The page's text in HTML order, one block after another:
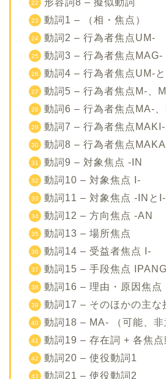
動詞1 – （相・焦点）
動詞2 – 行為者焦点UM-
動詞3 – 行為者焦点MAG-
動詞4 – 行為者焦点UM-
動詞5 – 行為者焦点M-、
動詞6 – 行為者焦点MA-
動詞7 – 行為者焦点
動詞8 – 行為者焦点
動詞9 – 対象焦点 -IN
動詞10 – 対象焦点 I-
動詞11 – 対象焦点 -INと
動詞12 – 方向焦点 -AN
動詞13 – 場所焦点
動詞14 – 受益者焦点 I-
動詞15 – 手段焦点
動詞16 – 理由・原因焦点
動詞17 – そのほかの主な
動詞18 – MA- （可能、非
動詞19 – 存在詞 + 各焦点
動詞20 – 使役動詞1
動詞21 – 使役動詞2